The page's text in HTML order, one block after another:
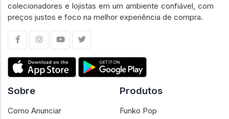
colecionadores e lojistas em um ambiente confiável, com
preços justos e foco na melhor experiência de compra.
Sobre
Como Anunciar
Produtos
Funko Pop